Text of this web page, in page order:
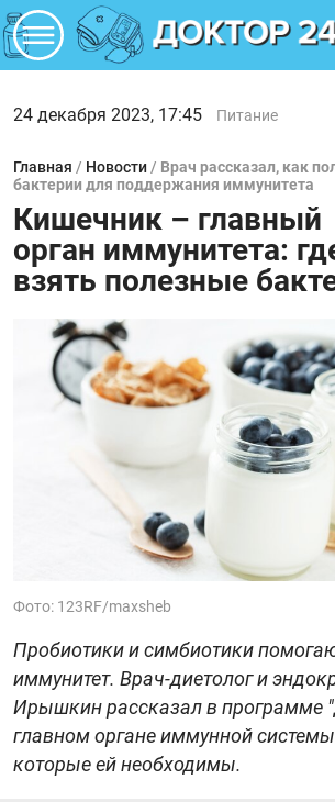
24 декабря 2023, 17:45 Питание
Главная / Новости / Врач рассказал, как
бактерии для поддержания иммунитета
Кишечник – главный
орган иммунитета:
взять полезные
Фото: 123RF/maxsheb
Пробиотики и симбиотики
иммунитет. Врач-диетолог и
Ирышкин рассказал в программе
главном органе иммунной системы
которые ей необходимы.